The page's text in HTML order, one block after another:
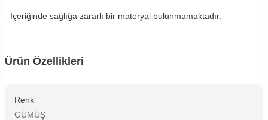
- İçeriğinde sağlığa zararlı bir materyal bulunmamaktadır.
Ürün Özellikleri
Renk
GÜMÜŞ